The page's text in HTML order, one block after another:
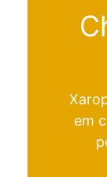
em